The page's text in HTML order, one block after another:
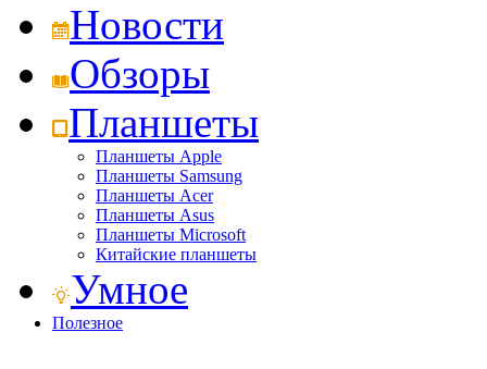
Новости
Обзоры
Планшеты
Планшеты Apple
Планшеты Samsung
Планшеты Acer
Планшеты Asus
Планшеты Microsoft
Китайские планшеты
Умное
Полезное